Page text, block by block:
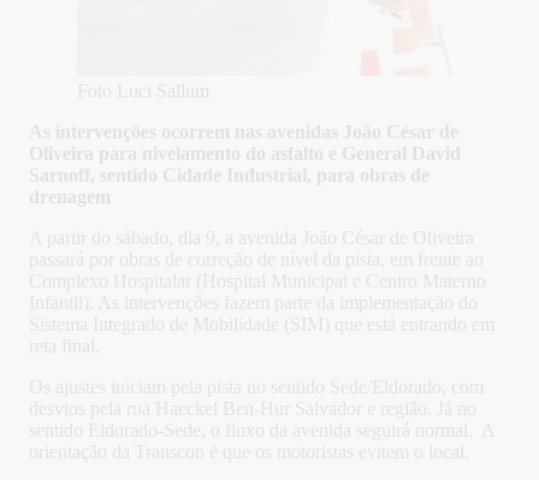
Foto Luci Sallum
As intervenções ocorrem nas avenidas João César de
Oliveira para nivelamento do asfalto e General David
Sarnoff, sentido Cidade Industrial, para obras de
drenagem
A partir do sábado, dia 9, a avenida João César de Oliveira
passará por obras de correção de nível da pista, em frente ao
Complexo Hospitalar (Hospital Municipal e Centro Materno
Infantil). As intervenções fazem parte da implementação do
Sistema Integrado de Mobilidade (SIM) que está entrando em
reta final.
Os ajustes iniciam pela pista no sentido Sede/Eldorado, com
desvios pela rua Haeckel Ben-Hur Salvador e região. Já no
sentido Eldorado-Sede, o fluxo da avenida seguirá normal. A
orientação da Transcon é que os motoristas evitem o local.